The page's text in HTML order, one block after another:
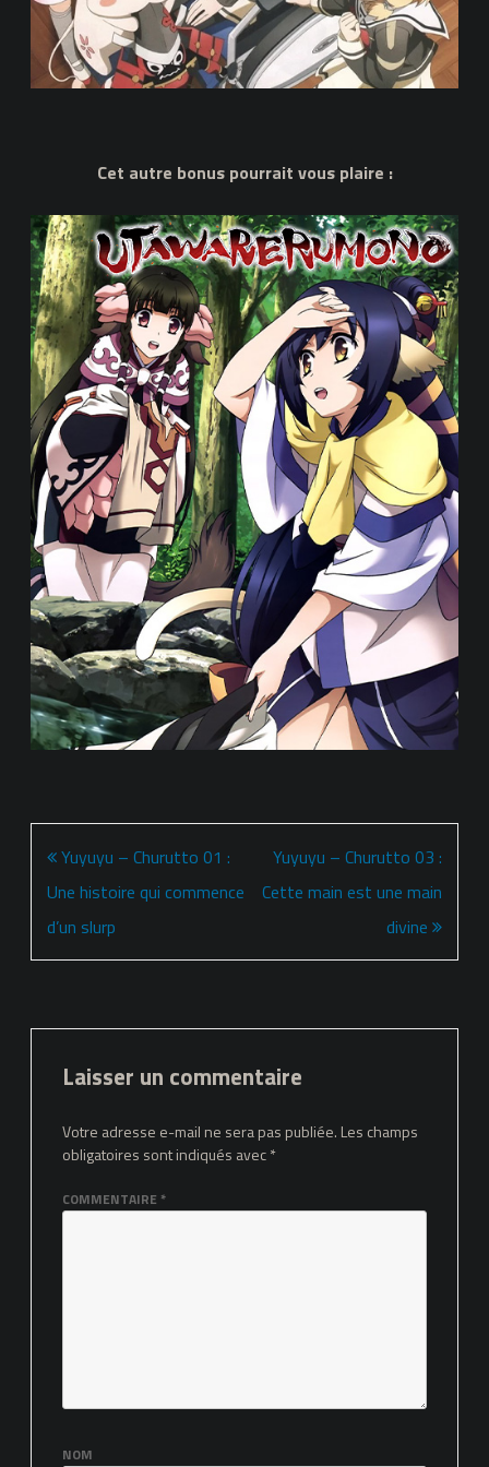
Cet autre bonus pourrait vous plaire :
Navigation
de
l’article
Yuyuyu – Churutto 01 :
Une histoire qui commence
d’un slurp
Yuyuyu – Churutto 03 :
Cette main est une main
divine
Laisser un commentaire
Votre adresse e-mail ne sera pas publiée. Les champs
obligatoires sont indiqués avec*
COMMENTAIRE *
NOM